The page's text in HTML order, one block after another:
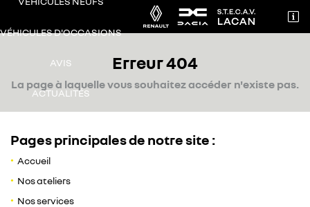
VÉHICULES D'OCCASIONS
AVIS
ACTUALITÉS

71 AVENUE DE TOULOUSE
05 62 89 01 89
Erreur 404
La page à laquelle vous souhaitez accéder n'existe pas.
Pages principales de notre site :
Accueil
Nos ateliers
Nos services